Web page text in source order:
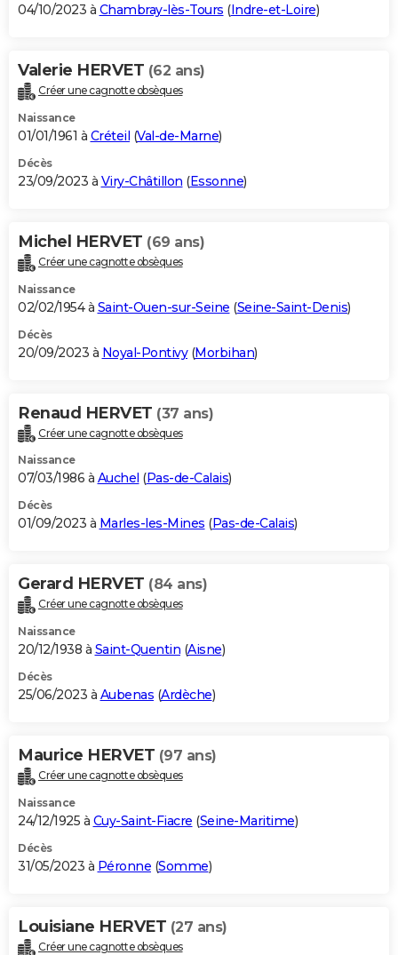
04/10/2023 à Chambray-lès-Tours (Indre-et-Loire)
Valerie HERVET (62 ans)
Créer une cagnotte obsèques
Naissance
01/01/1961 à Créteil (Val-de-Marne)
Décès
23/09/2023 à Viry-Châtillon (Essonne)
Michel HERVET (69 ans)
Créer une cagnotte obsèques
Naissance
02/02/1954 à Saint-Ouen-sur-Seine (Seine-Saint-Denis)
Décès
20/09/2023 à Noyal-Pontivy(Morbihan)
Renaud HERVET (37 ans)
Créer une cagnotte obsèques
Naissance
07/03/1986 à Auchel (Pas-de-Calais)
Décès
01/09/2023 à Marles-les-Mines (Pas-de-Calais)
Gerard HERVET (84 ans)
Créer une cagnotte obsèques
Naissance
20/12/1938 à Saint-Quentin (Aisne)
Décès
25/06/2023 à Aubenas (Ardèche)
Maurice HERVET (97 ans)
Créer une cagnotte obsèques
Naissance
24/12/1925 à Cuy-Saint-Fiacre (Seine-Maritime)
Décès
31/05/2023 à Péronne (Somme)
Louisiane HERVET (27 ans)
Créer une cagnotte obsèques